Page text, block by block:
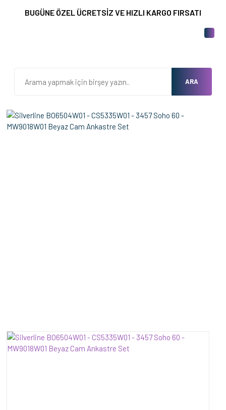
BUGÜNE ÖZEL ÜCRETSİZ VE HIZLI KARGO FIRSATI
ARA